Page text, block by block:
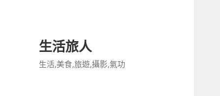
生活旅人
生活,美食,旅遊,攝影,氣功